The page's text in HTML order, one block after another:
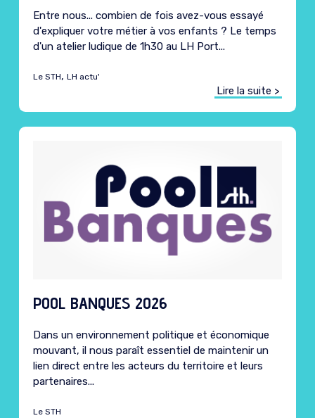
Entre nous... combien de fois avez-vous essayé
d'expliquer votre métier à vos enfants ? Le temps
d'un atelier ludique de 1h30 au LH Port...
Le STH, LH actu'
Lire la suite >
POOL BANQUES 2026
Dans un environnement politique et économique
mouvant, il nous paraît essentiel de maintenir un
lien direct entre les acteurs du territoire et leurs
partenaires...
Le STH